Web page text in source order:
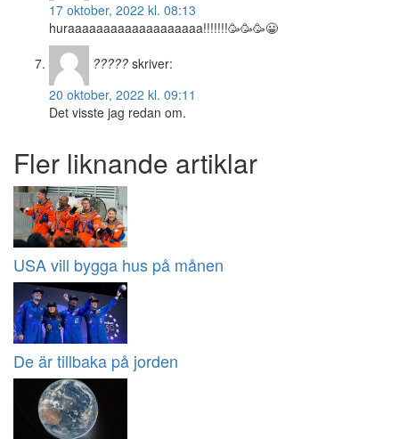
17 oktober, 2022 kl. 08:13
huraaaaaaaaaaaaaaaaaaa!!!!!!!🥳🥳🥳😀
????? skriver:
20 oktober, 2022 kl. 09:11
Det visste jag redan om.
Fler liknande artiklar
USA vill bygga hus på månen
De är tillbaka på jorden